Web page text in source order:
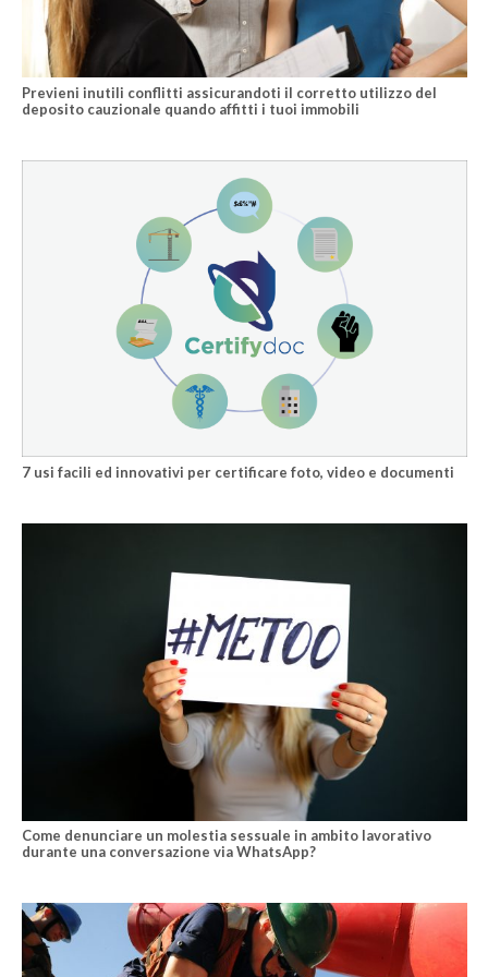
Previeni inutili conflitti assicurandoti il corretto utilizzo del
deposito cauzionale quando affitti i tuoi immobili
7 usi facili ed innovativi per certificare foto, video e documenti
Come denunciare un molestia sessuale in ambito lavorativo
durante una conversazione via WhatsApp?